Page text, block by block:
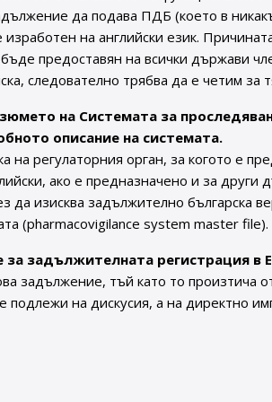
да подава ПДБ (което в
на английски език.
предоставян на всички държави
следователно трябва да е четим за
на Системата за
описание на системата.
на регулаторния орган, за когото е
ако е предназначено и за други
изисква задължително българска
(pharmacovigilance system master file).
задължителната регистрация в
задължение, тъй като то произтича
на дискусия, а на директно
на разрешения за употреба и